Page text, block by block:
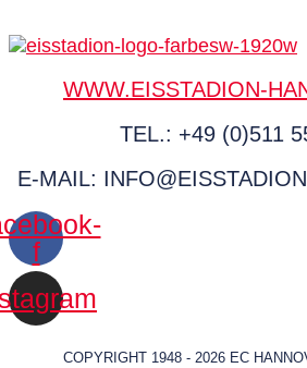
WWW.EISSTADION-
TEL.: +49 (0)511
E-MAIL:
f
COPYRIGHT 1948 - 2026 EC